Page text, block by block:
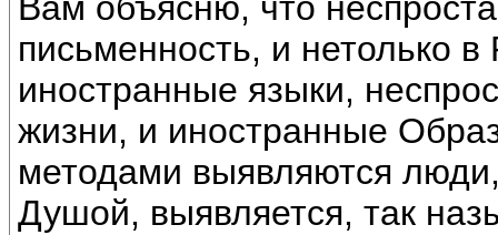
Вам объясню, что
письменность, и нетолько
иностранные языки,
жизни, и иностранные
методами выявляются
Душой, выявляется, так